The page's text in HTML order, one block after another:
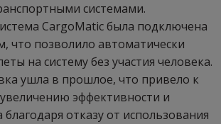
системами.
CargoMatic была подключена
что позволило автоматически
на систему без участия человека.
ушла в прошлое, что привело к
эффективности и
отказу от использования